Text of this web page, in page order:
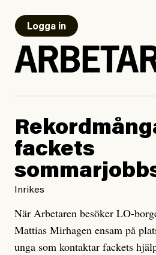
Logga in
fackets
Inrikes
När Arbetaren besöker LO-
Mattias Mirhagen ensam på
unga som kontaktar fackets